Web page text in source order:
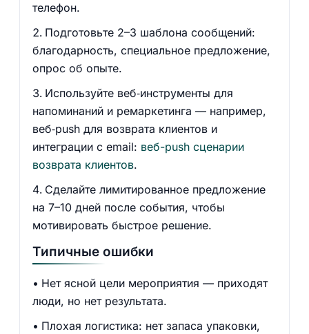
телефон.
Подготовьте 2–3 шаблона сообщений:
благодарность, специальное предложение,
опрос об опыте.
Используйте веб‑инструменты для
напоминаний и ремаркетинга — например,
веб‑push для возврата клиентов и
интеграции с email: веб-push сценарии
возврата клиентов.
Сделайте лимитированное предложение
на 7–10 дней после события, чтобы
мотивировать быстрое решение.
Типичные ошибки
Нет ясной цели мероприятия — приходят
люди, но нет результата.
Плохая логистика: нет запаса упаковки,